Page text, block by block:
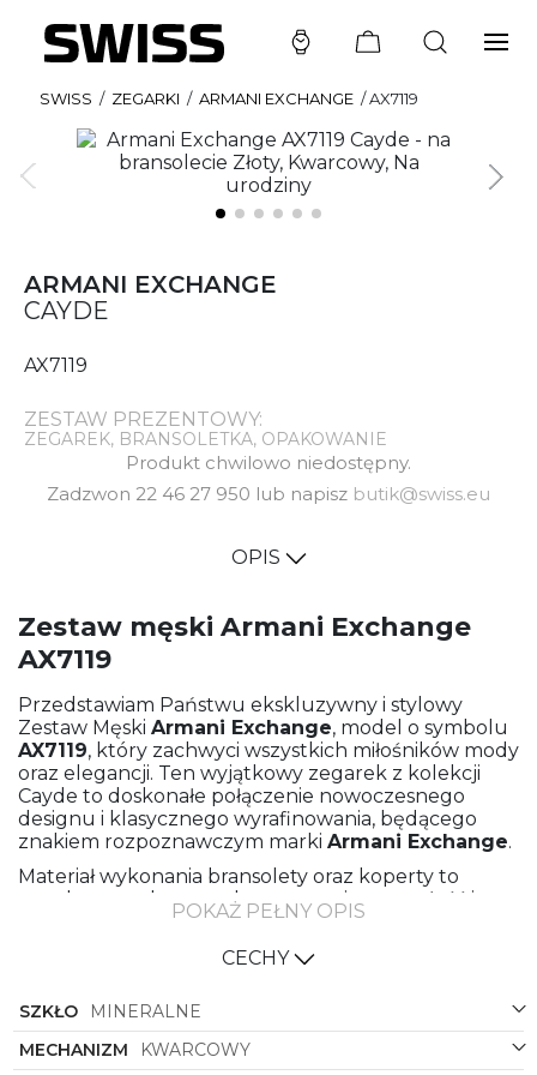
SWISS / ZEGARKI / ARMANI EXCHANGE /AX7119
ARMANI EXCHANGE
CAYDE
AX7119
ZESTAW PREZENTOWY:
ZEGAREK, BRANSOLETKA, OPAKOWANIE
Produkt chwilowo niedostępny.
Zadzwon 22 46 27 950 lub napisz butik@swiss.eu
OPIS
Zestaw męski Armani Exchange
AX7119
Przedstawiam Państwu ekskluzywny i stylowy
Zestaw Męski Armani Exchange, model o symbolu
AX7119, który zachwyci wszystkich miłośników mody
oraz elegancji. Ten wyjątkowy zegarek z kolekcji
Cayde to doskonałe połączenie nowoczesnego
designu i klasycznego wyrafinowania, będącego
znakiem rozpoznawczym marki Armani Exchange.
Materiał wykonania bransolety oraz koperty to
wysokogatunkowa stal, gwarantująca trwałość i
niezawodność zegarka przez wiele lat. Dzięki
wykorzystaniu złotego koloru zarówno na
bransolecie, jak i kopercie, ten model emanuje
doskonale komponuje się z eleganckim stylem tego
zegarka, nadając mu wyjątkowego charakteru i
wyrazistego wyglądu.
POKAŻ PEŁNY OPIS
CECHY
SZKŁO
MINERALNE
MECHANIZM
KWARCOWY